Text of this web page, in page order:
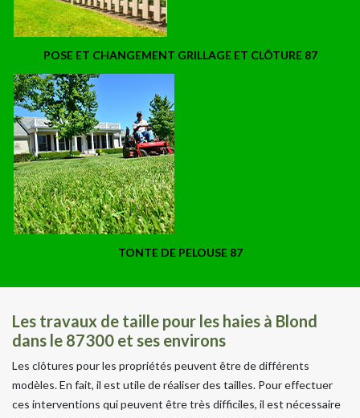
POSE ET CHANGEMENT GRILLAGE ET CLÔTURE 87
TONTE DE PELOUSE 87
Les travaux de taille pour les haies à Blond
dans le 87300 et ses environs
Les clôtures pour les propriétés peuvent être de différents
modèles. En fait, il est utile de réaliser des tailles. Pour effectuer
ces interventions qui peuvent être très difficiles, il est nécessaire